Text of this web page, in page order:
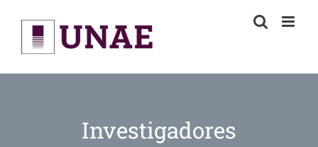
content
Investigadores